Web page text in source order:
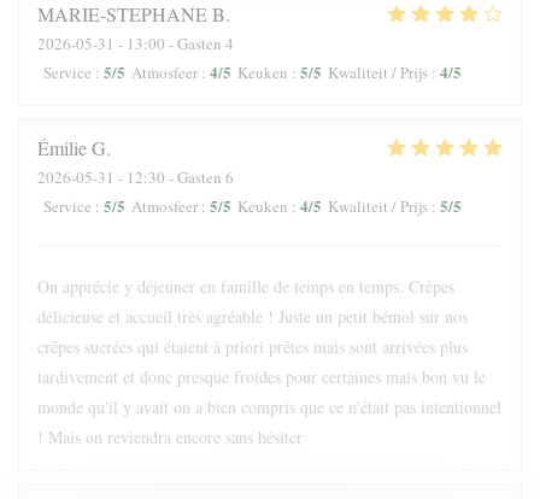
MARIE-STEPHANEB
2026-05-31 - 13:00 - Gasten 4
Service : 5/5 Atmosfeer : 4/5 Keuken : 5/5 Kwaliteit / Prijs : 4/5
ÉmilieG
2026-05-31 - 12:30 - Gasten 6
Service : 5/5 Atmosfeer : 5/5 Keuken : 4/5 Kwaliteit / Prijs : 5/5
On apprécie y déjeuner en famille de temps en temps. Crêpes
délicieuse et accueil très agréable ! Juste un petit bémol sur nos
crêpes sucrées qui étaient à priori prêtes mais sont arrivées plus
tardivement et donc presque froides pour certaines mais bon vu le
monde qu'il y avait on a bien compris que ce n'était pas intentionnel
! Mais on reviendra encore sans hésiter